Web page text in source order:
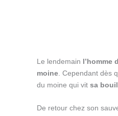
Le lendemain l’homme
moine . Cependant dès
du moine qui vit sa
De retour chez son